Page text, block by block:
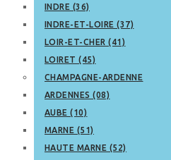
INDRE (36)
INDRE-ET-LOIRE (37)
LOIR-ET-CHER (41)
LOIRET (45)
CHAMPAGNE-ARDENNE
ARDENNES (08)
AUBE (10)
MARNE (51)
HAUTE MARNE (52)